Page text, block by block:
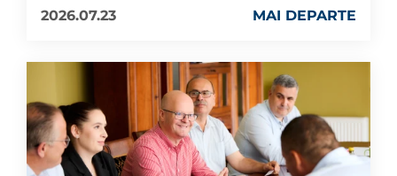
2026.07.23
MAI DEPARTE